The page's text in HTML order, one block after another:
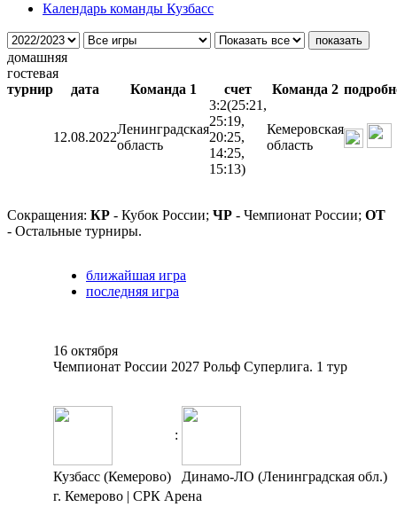
Календарь команды Кузбасс
домашняя
гостевая
турнир
дата Команда 1 счет Команда 2
12.08.2022
Ленинградская
область
3:2(25:21,
25:19,
20:25,
14:25,
15:13)
Кемеровская
область
Сокращения: КР - Кубок России; ЧР - Чемпионат России; ОТ
- Остальные турниры.
ближайшая игра
последняя игра
16 октября
Чемпионат России 2027 Рольф Суперлига. 1 тур
:
Кузбасс (Кемерово)
Динамо-ЛО (Ленинградская обл.)
г. Кемерово | СРК Арена